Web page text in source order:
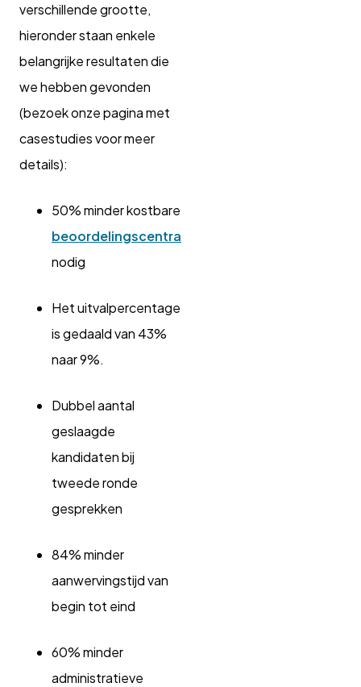
verschillende grootte,
hieronder staan enkele
belangrijke resultaten die
we hebben gevonden
(bezoek onze pagina met
casestudies voor meer
details):
50% minder kostbare
beoordelingscentra
nodig
Het uitvalpercentage
is gedaald van 43%
naar 9%.
Dubbel aantal
geslaagde
kandidaten bij
tweede ronde
gesprekken
84% minder
aanwervingstijd van
begin tot eind
60% minder
administratieve